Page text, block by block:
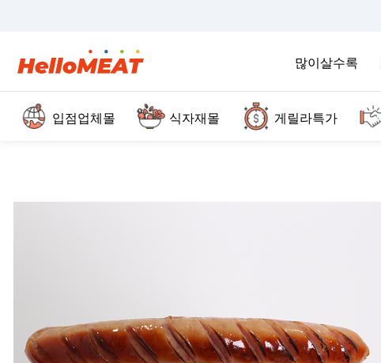
많이살수록
입점업체몰 식자재몰 게릴라특가